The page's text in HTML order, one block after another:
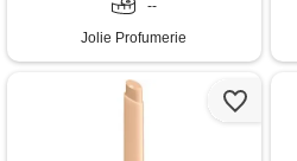
--
Jolie Profumerie